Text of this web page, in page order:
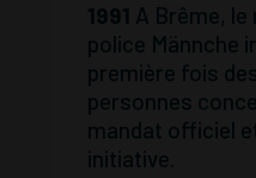
1991 A Brême, le
police Männche
première fois
personnes
mandat officiel
initiative.